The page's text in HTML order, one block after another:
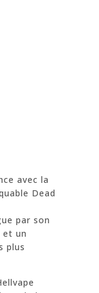
avec la
Dead
par son
et un
plus